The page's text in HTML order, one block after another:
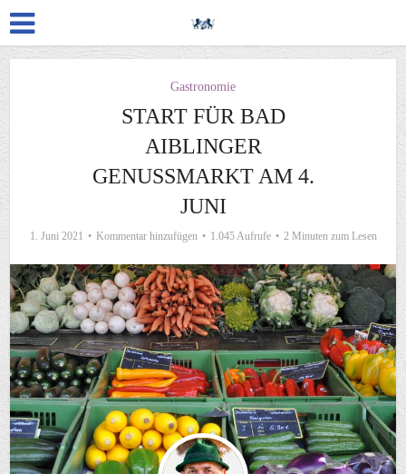
Gastronomie
START FÜR BAD
AIBLINGER
GENUSSMARKT AM 4.
JUNI
1. Juni 2021 Kommentar hinzufügen 1.045 Aufrufe 2 Minuten zum Lesen